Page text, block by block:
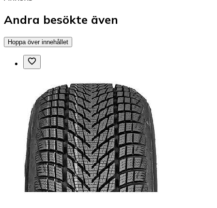
Andra besökte även
Hoppa över innehållet